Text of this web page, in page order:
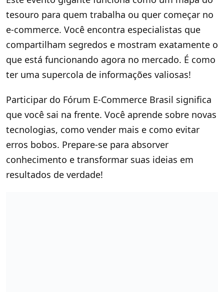
tesouro para quem trabalha ou quer começar no
e-commerce. Você encontra especialistas que
compartilham segredos e mostram exatamente o
que está funcionando agora no mercado. É como
ter uma supercola de informações valiosas!
Participar do Fórum E-Commerce Brasil significa
que você sai na frente. Você aprende sobre novas
tecnologias, como vender mais e como evitar
erros bobos. Prepare-se para absorver
conhecimento e transformar suas ideias em
resultados de verdade!